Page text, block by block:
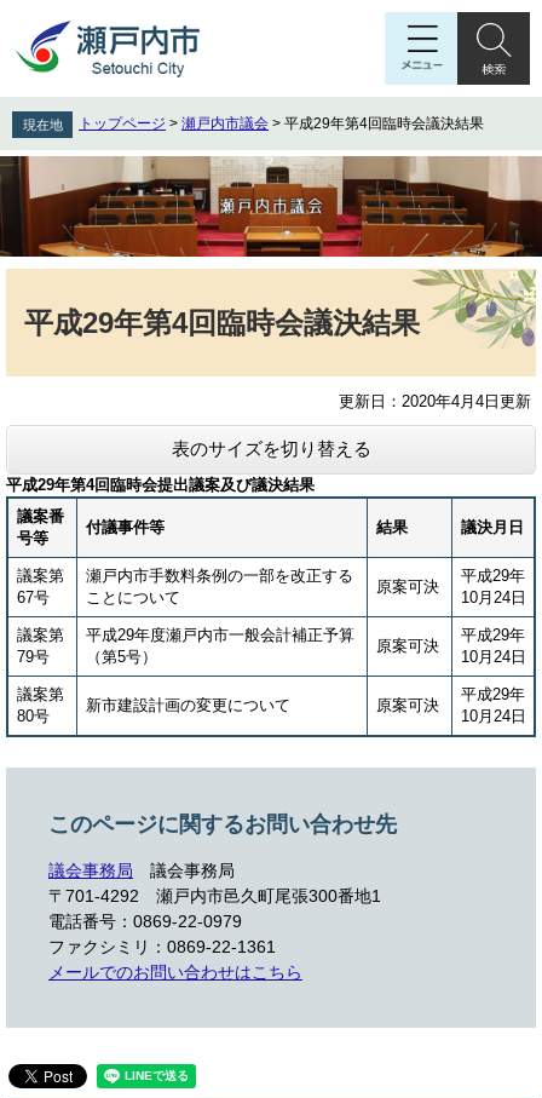
先
頭
で
を
飛
ば
文
現在地 トップページ > 瀬戸内市議会 > 平成29年第4回臨時会議決結果
平成29年第4回臨時会議決結果
更新日：2020年4月4日更新
表のサイズを切り替える
平成29年第4回臨時会提出議案及び議決結果
議案番
号等
付議事件等 結果 議決月日
議案第
67号
瀬戸内市手数料条例の一部を改正する
ことについて
原案可決
平成29年
10月24日
議案第
79号
平成29年度瀬戸内市一般会計補正予算
（第5号）
原案可決
平成29年
10月24日
議案第
80号
新市建設計画の変更について 原案可決
平成29年
10月24日
このページに関するお問い合わせ先
議会事務局
議会事務局
〒701-4292
瀬戸内市邑久町尾張300番地1
電話番号：0869-22-0979
ファクシミリ：0869-22-1361
メールでのお問い合わせはこちら